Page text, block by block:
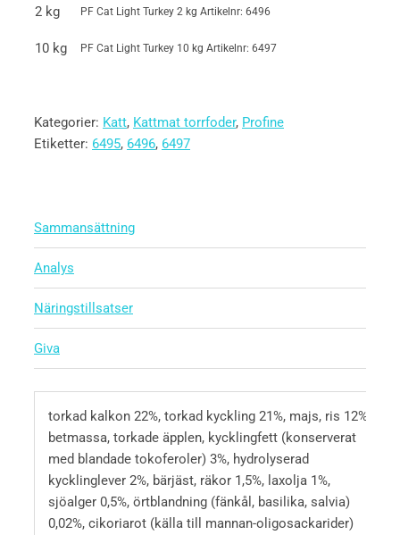
2 kg PF Cat Light Turkey 2 kg Artikelnr: 6496
10 kg PF Cat Light Turkey 10 kg Artikelnr: 6497
Kategorier: Katt, Kattmat torrfoder, Profine
Etiketter: 6495, 6496, 6497
Sammansättning
Analys
Näringstillsatser
Giva
torkad kalkon 22%, torkad kyckling 21%, majs, ris 12%,
betmassa, torkade äpplen, kycklingfett (konserverat
med blandade tokoferoler) 3%, hydrolyserad
kycklinglever 2%, bärjäst, räkor 1,5%, laxolja 1%,
sjöalger 0,5%, örtblandning (fänkål, basilika, salvia)
0,02%, cikoriarot (källa till mannan-oligosackarider)